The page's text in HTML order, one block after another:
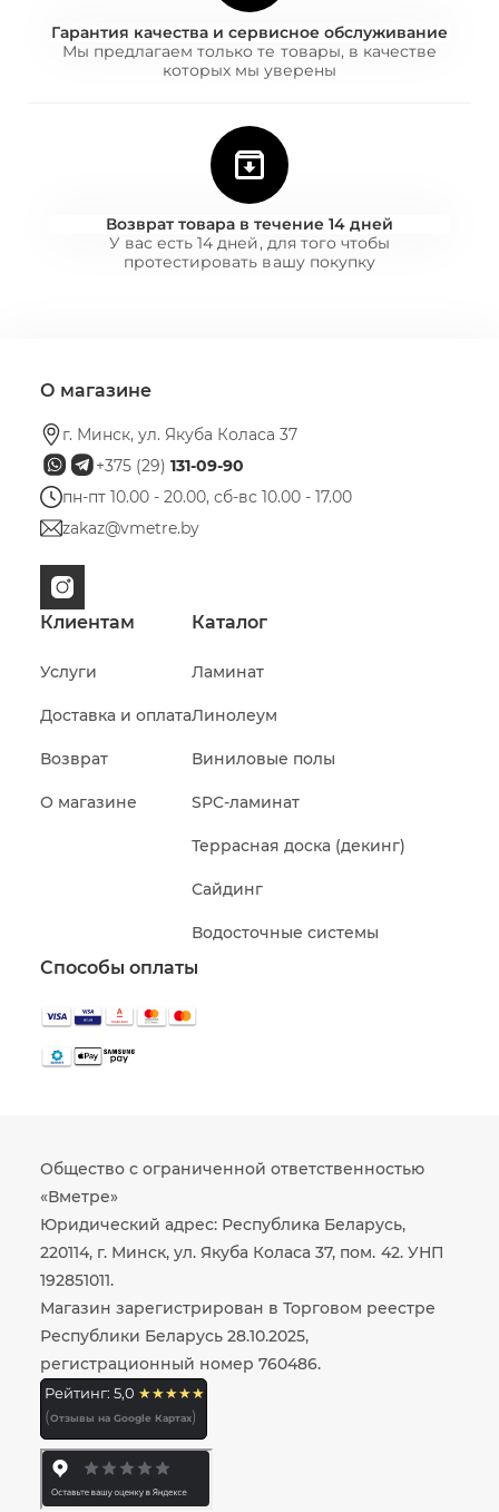
Гарантия качества и сервисное обслуживание
Мы предлагаем только те товары, в качестве
которых мы уверены
Возврат товара в течение 14 дней
У вас есть 14 дней, для того чтобы
протестировать вашу покупку
О магазине
г. Минск, ул. Якуба Коласа 37
+375 (29)131-09-90
пн-пт 10.00 - 20.00, сб-вс 10.00 - 17.00
zakaz@vmetre.by
Клиентам
Услуги
Доставка и оплата
Возврат
О магазине
Каталог
Ламинат
Линолеум
Виниловые полы
SPC-ламинат
Террасная доска (декинг)
Сайдинг
Водосточные системы
Способы оплаты
Общество с ограниченной ответственностью
«Вметре»
Юридический адрес: Республика Беларусь,
220114, г. Минск, ул. Якуба Коласа 37, пом. 42. УНП
192851011.
Магазин зарегистрирован в Торговом реестре
Республики Беларусь 28.10.2025,
регистрационный номер 760486.
Рейтинг: 5,0 ★★★★★
(Отзывы на Google Картах)